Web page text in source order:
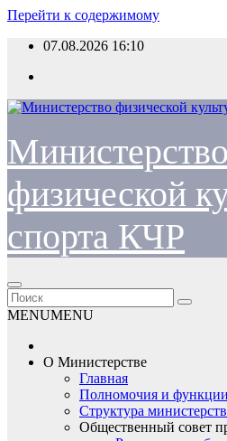
Перейти к содержимому
07.08.2026 16:10
Министерство
физической
спорта КЧР
MENUMENU
О Министерстве
Главная
Полномочия и
Структура
Общественный совет